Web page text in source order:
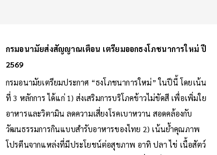
กรมอนามัยส่งสัญญาณเตือน เตรียมออกธงโภชนาการใหม่ ปี
2569
กรมอนามัยเตรียมประกาศ “ธงโภชนาการใหม่” ในปีนี้ โดยเน้น
ที่ 3 หลักการ ได้แก่ 1) ส่งเสริมการบริโภคข้าวไม่ขัดสี เพื่อเพิ่มใย
อาหารและวิตามิน ลดความเสี่ยงโรคเบาหวาน สอดคล้องกับ
วัฒนธรรมการกินแบบสำรับอาหารของไทย 2) เน้นย้ำคุณภาพ
โปรตีนจากแหล่งที่มีประโยชน์ต่อสุขภาพ อาทิ ปลา ไข่ เนื้อสัตว์